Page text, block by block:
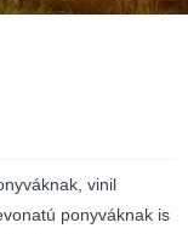
vinil
ponyváknak is